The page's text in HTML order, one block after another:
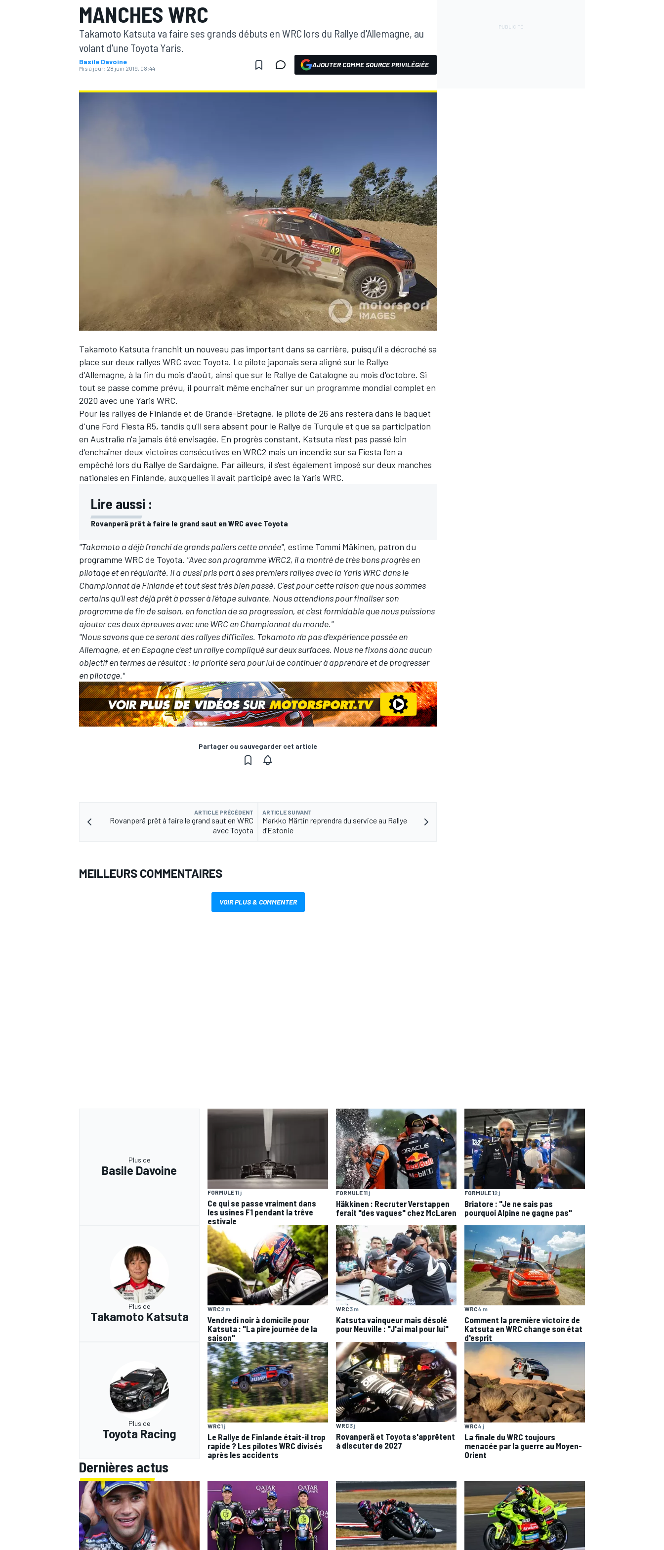
WEC
MANCHES WRC
Takamoto Katsuta va faire ses grands débuts en WRC lors du Rallye d'Allemagne, au
volant d'une Toyota Yaris.
Basile Davoine
Mis à jour: 28 juin 2019, 08:44 AJOUTER COMME SOURCE PRIVILÉGIÉE
Takamoto Katsuta franchit un nouveau pas important dans sa carrière, puisqu'il a décroché sa
place sur deux rallyes WRC avec Toyota. Le pilote japonais sera aligné sur le Rallye
d'Allemagne, à la fin du mois d'août, ainsi que sur le Rallye de Catalogne au mois d'octobre. Si
tout se passe comme prévu, il pourrait même enchaîner sur un programme mondial complet en
2020 avec une Yaris WRC.
Pour les rallyes de Finlande et de Grande-Bretagne, le pilote de 26 ans restera dans le baquet
d'une Ford Fiesta R5, tandis qu'il sera absent pour le Rallye de Turquie et que sa participation
en Australie n'a jamais été envisagée. En progrès constant, Katsuta n'est pas passé loin
d'enchaîner deux victoires consécutives en WRC2 mais un incendie sur sa Fiesta l'en a
empêché lors du Rallye de Sardaigne. Par ailleurs, il s'est également imposé sur deux manches
nationales en Finlande, auxquelles il avait participé avec la Yaris WRC.
Lire aussi :
Rovanperä prêt à faire le grand saut en WRC avec Toyota
"Takamoto a déjà franchi de grands paliers cette année", estime Tommi Mäkinen, patron du
programme WRC de Toyota. "Avec son programme WRC2, il a montré de très bons progrès en
pilotage et en régularité. Il a aussi pris part à ses premiers rallyes avec la Yaris WRC dans le
Championnat de Finlande et tout s'est très bien passé. C'est pour cette raison que nous sommes
certains qu'il est déjà prêt à passer à l'étape suivante. Nous attendions pour finaliser son
programme de fin de saison, en fonction de sa progression, et c'est formidable que nous puissions
ajouter ces deux épreuves avec une WRC en Championnat du monde."
"Nous savons que ce seront des rallyes difficiles. Takamoto n'a pas d'expérience passée en
Allemagne, et en Espagne c'est un rallye compliqué sur deux surfaces. Nous ne fixons donc aucun
objectif en termes de résultat : la priorité sera pour lui de continuer à apprendre et de progresser
en pilotage."
Partager ou sauvegarder cet article
ARTICLE PRÉCÉDENT
Rovanperä prêt à faire le grand saut en WRC
avec Toyota
ARTICLE SUIVANT
Markko Märtin reprendra du service au Rallye
d’Estonie
MEILLEURS COMMENTAIRES
VOIR PLUS & COMMENTER
Plus de
Basile Davoine
FORMULE 11 j
Ce qui se passe vraiment dans
les usines F1 pendant la trêve
estivale
FORMULE 11 j
Häkkinen : Recruter Verstappen
ferait "des vagues" chez McLaren
FORMULE 12 j
Briatore : "Je ne sais pas
pourquoi Alpine ne gagne pas"
Plus de
Takamoto Katsuta
WRC2 m
Vendredi noir à domicile pour
Katsuta : "La pire journée de la
saison"
WRC3 m
Katsuta vainqueur mais désolé
pour Neuville : "J'ai mal pour lui"
WRC4 m
Comment la première victoire de
Katsuta en WRC change son état
d'esprit
Plus de
Toyota Racing
WRC1 j
Le Rallye de Finlande était-il trop
rapide ? Les pilotes WRC divisés
après les accidents
WRC3 j
Rovanperä et Toyota s'apprêtent
à discuter de 2027
WRC4 j
La finale du WRC toujours
menacée par la guerre au Moyen-
Orient
Dernières actus